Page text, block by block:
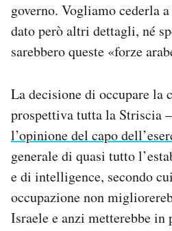
governo. Vogliamo cederla
dato però altri dettagli, né
sarebbero queste «forze
La decisione di occupare la
prospettiva tutta la Striscia
l’opinione del capo
generale di quasi tutto
e di intelligence, secondo
occupazione non
Israele e anzi metterebbe